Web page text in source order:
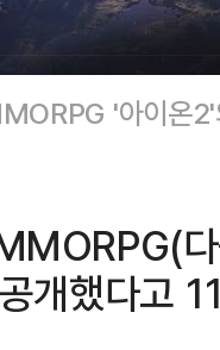
'아이온
개했다고